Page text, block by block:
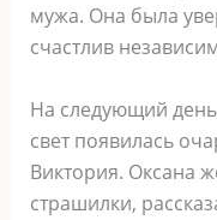
мужа. Она была
счастлив
На следующий
свет появилась
Виктория. Оксана
страшилки,